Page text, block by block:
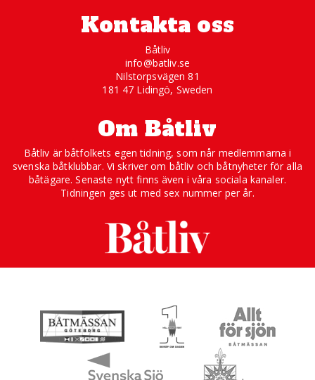
Kontakta oss
Båtliv
info@batliv.se
Nilstorpsvägen 81
181 47 Lidingö, Sweden
Om Båtliv
Båtliv är båtfolkets egen tidning, som når medlemmarna i
svenska båtklubbar. Vi skriver om båtliv och båtnyheter för alla
båtägare. Senaste nytt finns även i våra sociala kanaler.
Tidningen ges ut med sex nummer per år.